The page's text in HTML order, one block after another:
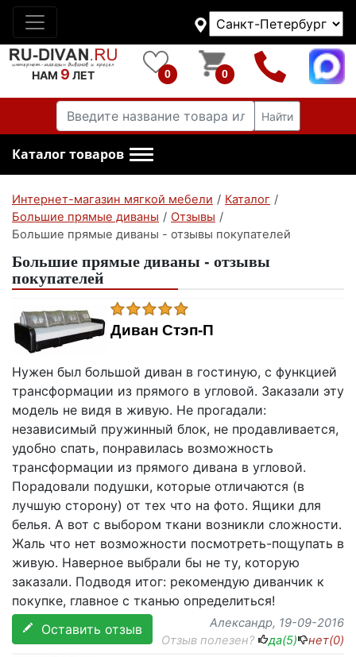
НАМ 9 ЛЕТ 0 0
Найти
Каталог товаров
Интернет-магазин мягкой мебели / Каталог /
Большие прямые диваны / Отзывы /
Большие прямые диваны - отзывы покупателей
Большие прямые диваны - отзывы
покупателей
Диван Стэп-П
Нужен был большой диван в гостиную, с функцией
трансформации из прямого в угловой. Заказали эту
модель не видя в живую. Не прогадали:
независимый пружинный блок, не продавливается,
удобно спать, понравилась возможность
трансформации из прямого дивана в угловой.
Порадовали подушки, которые отличаются (в
лучшую сторону) от тех что на фото. Ящики для
белья. А вот с выбором ткани возникли сложности.
Жаль что нет возможности посмотреть-пощупать в
живую. Наверное выбрали бы не ту, которую
заказали. Подводя итог: рекомендую диванчик к
покупке, главное с тканью определиться!
Оставить отзыв
Александр, 19-09-2016
Отзыв полезен?
да(5) нет(0)